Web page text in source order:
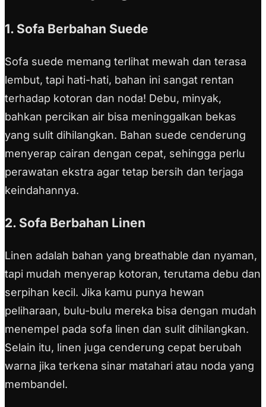
1. Sofa Berbahan Suede
Sofa suede memang terlihat mewah dan terasa
lembut, tapi hati-hati, bahan ini sangat rentan
terhadap kotoran dan noda! Debu, minyak,
bahkan percikan air bisa meninggalkan bekas
yang sulit dihilangkan. Bahan suede cenderung
menyerap cairan dengan cepat, sehingga perlu
perawatan ekstra agar tetap bersih dan terjaga
keindahannya.
2. Sofa Berbahan Linen
Linen adalah bahan yang breathable dan nyaman,
tapi mudah menyerap kotoran, terutama debu dan
serpihan kecil. Jika kamu punya hewan
peliharaan, bulu-bulu mereka bisa dengan mudah
menempel pada sofa linen dan sulit dihilangkan.
Selain itu, linen juga cenderung cepat berubah
warna jika terkena sinar matahari atau noda yang
membandel.